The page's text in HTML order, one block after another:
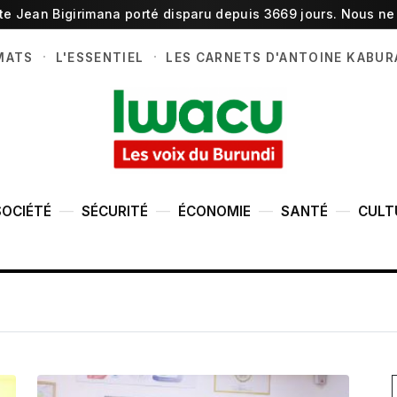
Jean Bigirimana porté disparu depuis 3669 jours. Nous
· L'ESSENTIEL · LES CARNETS D'ANTOINE
SÉCURITÉ ÉCONOMIE SANTÉ